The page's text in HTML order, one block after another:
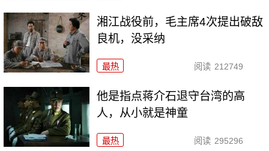
湘江战役前，毛主席4次提出破敌
良机，没采纳
最热 阅读 212749
他是指点蒋介石退守台湾的高
人，从小就是神童
最热 阅读 295296